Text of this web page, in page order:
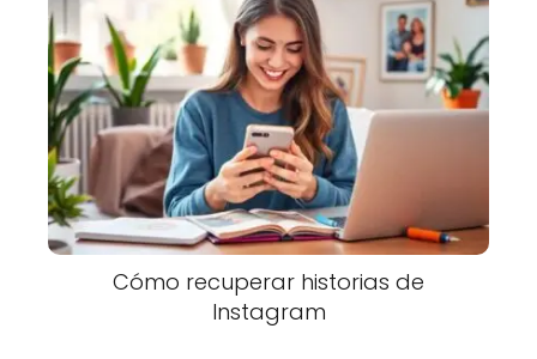
Cómo recuperar historias de
Instagram